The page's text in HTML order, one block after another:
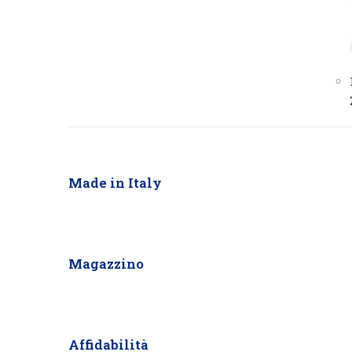
Made in Italy
Magazzino
Affidabilità